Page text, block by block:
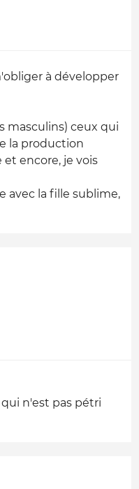
à développer
masculins) ceux qui
la production
et encore, je vois
avec la fille sublime,
n'est pas pétri